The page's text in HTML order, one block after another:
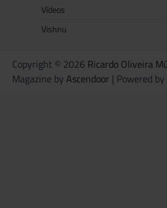
Vídeos
Vishnu
Copyright © 2026 Ricardo Oliveira
Magazine by Ascendoor | Powered by